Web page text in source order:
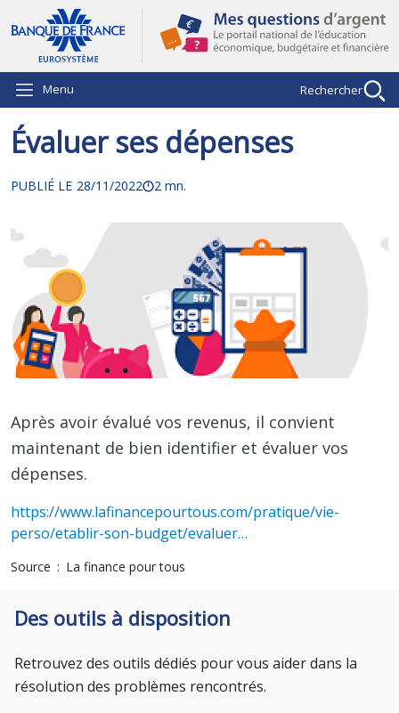
Aller au contenu principal
Menu Rechercher
Évaluer ses dépenses
PUBLIÉ LE 28/11/2022 2 mn.
Après avoir évalué vos revenus, il convient
maintenant de bien identifier et évaluer vos
dépenses.
https://www.lafinancepourtous.com/pratique/vie-
perso/etablir-son-budget/evaluer…
Source La finance pour tous
Des outils à disposition
Retrouvez des outils dédiés pour vous aider dans la
résolution des problèmes rencontrés.